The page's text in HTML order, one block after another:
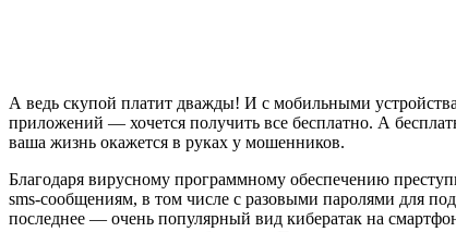
А ведь скупой платит дважды! И с мобильными
приложений — хочется получить все бесплатно. А
ваша жизнь окажется в руках у мошенников.
Благодаря вирусному программному обеспечению
sms-сообщениям, в том числе с разовыми паролями для
последнее — очень популярный вид кибератак на